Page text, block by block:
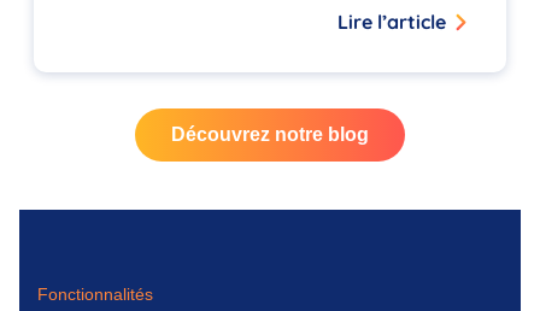
Lire l’article
Découvrez notre blog
Fonctionnalités